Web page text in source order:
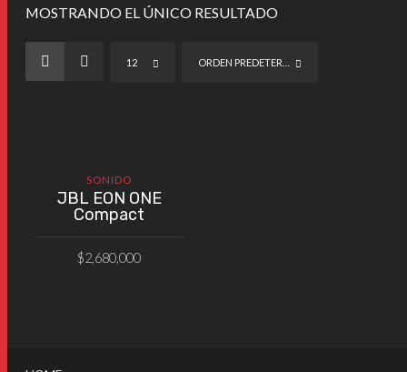
MOSTRANDO EL ÚNICO RESULTADO
12
SONIDO
JBL EON ONE
Compact
$2,680,000